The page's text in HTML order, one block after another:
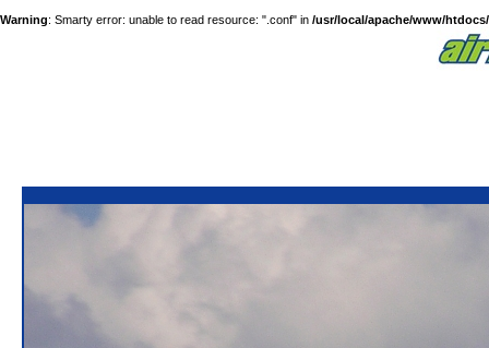
Warning: Smarty error: unable to read resource: ".conf" in /usr/local/apache/www/